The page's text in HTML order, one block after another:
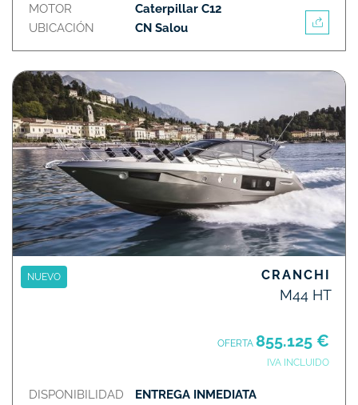
MOTOR
UBICACIÓN
Caterpillar C12
CN Salou
NUEVO CRANCHI
M44 HT
OFERTA 855.125 €
IVA INCLUIDO
DISPONIBILIDAD
ENTREGA INMEDIATA